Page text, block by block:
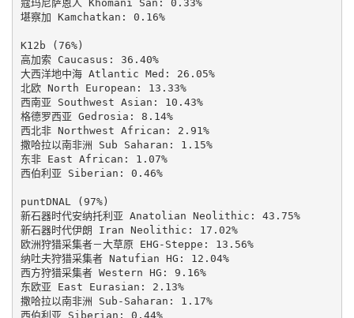
蔻玛尼萨恩人 Khomani San: 0.33%
堪察加 Kamchatkan: 0.16%
K12b (76%)
高加索 Caucasus: 36.40%
大西洋地中海 Atlantic Med: 26.05%
北欧 North European: 13.33%
西南亚 Southwest Asian: 10.43%
格德罗西亚 Gedrosia: 8.14%
西北非 Northwest African: 2.91%
撒哈拉以南非洲 Sub Saharan: 1.15%
东非 East African: 1.07%
西伯利亚 Siberian: 0.46%
puntDNAL (97%)
新石器时代安纳托利亚 Anatolian Neolithic: 43.75%
新石器时代伊朗 Iran Neolithic: 17.02%
欧洲狩猎采集者－大草原 EHG-Steppe: 13.56%
纳吐夫狩猎采集者 Natufian HG: 12.04%
西方狩猎采集者 Western HG: 9.16%
东欧亚 East Eurasian: 2.13%
撒哈拉以南非洲 Sub-Saharan: 1.17%
西伯利亚 Siberian: 0.44%